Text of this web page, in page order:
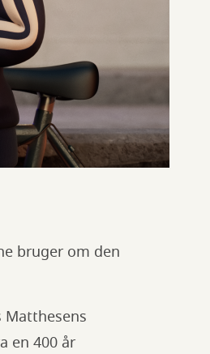
bruger om den
Matthesens
en 400 år